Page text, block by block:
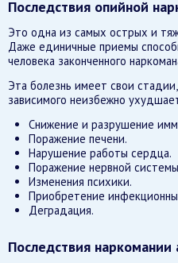
Последствия опийной
Это одна из самых острых и
Даже единичные приемы
человека законченного
Эта болезнь имеет свои
зависимого неизбежно
Снижение и разрушение
Поражение печени.
Нарушение работы сердца.
Поражение нервной
Изменения психики.
Приобретение
Деградация.
Последствия